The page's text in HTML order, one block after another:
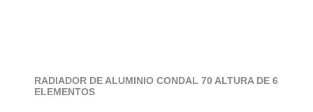
RADIADOR DE ALUMINIO CONDAL 70 ALTURA DE 6
ELEMENTOS